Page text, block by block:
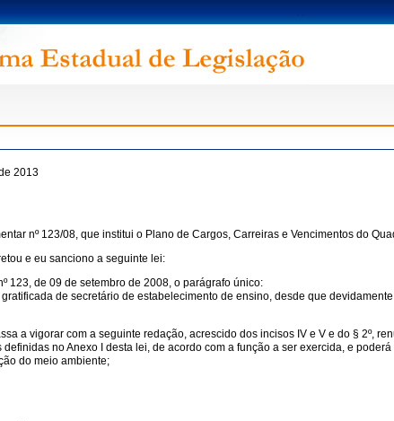
2013
nº 123/08, que institui o Plano de Cargos, Carreiras e Vencimentos do
e eu sanciono a seguinte lei:
123, de 09 de setembro de 2008, o parágrafo único:
de secretário de estabelecimento de ensino, desde que
a vigorar com a seguinte redação, acrescido dos incisos IV e V e do § 2º,
no Anexo I desta lei, de acordo com a função a ser exercida, e
do meio ambiente;